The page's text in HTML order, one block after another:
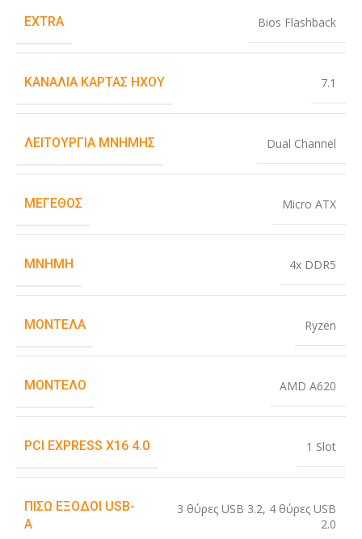
EXTRA Bios Flashback
ΚΑΝΆΛΙΑ ΚΆΡΤΑΣ ΉΧΟΥ 7.1
ΛΕΙΤΟΥΡΓΊΑ ΜΝΉΜΗΣ Dual Channel
ΜΈΓΕΘΟΣ Micro ATX
ΜΝΉΜΗ 4x DDR5
ΜΟΝΤΈΛΑ Ryzen
ΜΟΝΤΈΛΟ AMD A620
PCI EXPRESS X16 4.0 1 Slot
ΠΊΣΩ ΈΞΟΔΟΙ USB-
A
3 θύρες USB 3.2, 4 θύρες USB
2.0